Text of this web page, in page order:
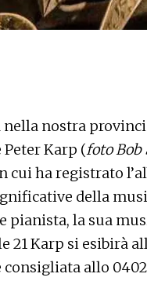
nostra
Karp (foto Bob
cui ha registrato
della
pianista, la sua
21 Karp si esibirà
allo